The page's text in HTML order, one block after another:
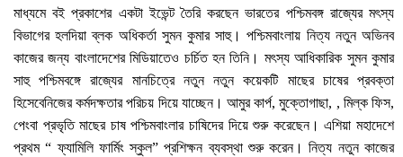
মাধ্যমে বই প্রকাশের একটা ইভেন্ট তৈরি করছেনভারতের পশ্চিমবঙ্গ রাজ্যের মৎস্য
বিভাগের হলদিয়া ব্লক অধিকর্তা সুমন কুমার সাহু। পশ্চিমবাংলায় নিত্য নতুন অভিনব
কাজের জন্য বাংলাদেশের মিডিয়াতেও চর্চিত হন তিনি। মৎস্য আধিকারিক সুমন কুমার
সাহু পশ্চিমবঙ্গে রাজ্যের মানচিত্রে নতুন নতুন কয়েকটি মাছের চাষের প্রবক্তা
হিসেবেনিজের কর্মদক্ষতার পরিচয় দিয়ে যাচ্ছেন। আমুর কার্প, মুক্তোগাছা, , মিল্ক ফিস,
পেংবা প্রভৃতি মাছের চাষ পশ্চিমবাংলার চাষিদের দিয়ে শুরু করেছেন। এশিয়া মহাদেশে
প্রথম “ ফ্যামিলি ফার্মিং স্কুল” প্রশিক্ষন ব্যবস্থা শুরু করেন। নিত্য নতুন কাজের